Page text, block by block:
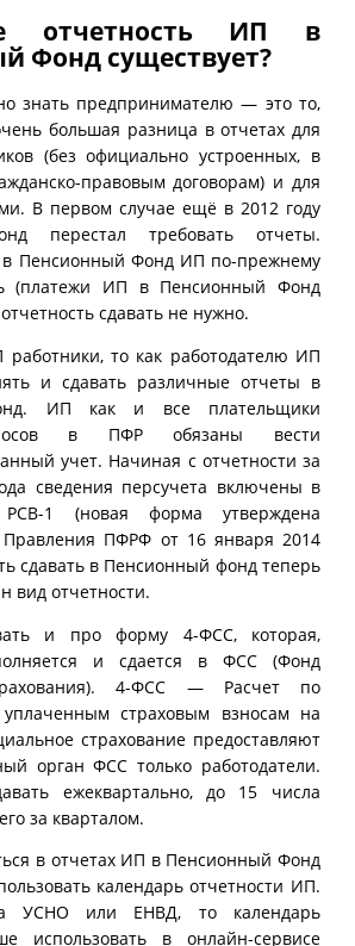
отчетность ИП в
Фонд существует?
знать предпринимателю — это то,
большая разница в отчетах для
(без официально устроенных, в
правовым договорам) и для
В первом случае ещё в 2012 году
перестал требовать отчеты.
в Пенсионный Фонд ИП по-прежнему
(платежи ИП в Пенсионный Фонд
сдавать не нужно.
то как работодателю ИП
и сдавать различные отчеты в
ИП как и все плательщики
в ПФР обязаны вести
учет. Начиная с отчетности за
сведения персучета включены в
1 (новая форма утверждена
Правления ПФРФ от 16 января 2014
сдавать в Пенсионный фонд теперь
вид отчетности.
и про форму 4-ФСС, которая,
и сдается в ФСС (Фонд
4-ФСС — Расчет по
страховым взносам на
страхование предоставляют
орган ФСС только работодатели.
ежеквартально, до 15 числа
за кварталом.
в отчетах ИП в Пенсионный Фонд
календарь отчетности ИП.
УСНО или ЕНВД, то календарь
использовать в онлайн-сервисе